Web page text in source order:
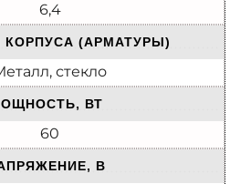
6,4
КОРПУСА (АРМАТУРЫ)
стекло
ВТ
60
В